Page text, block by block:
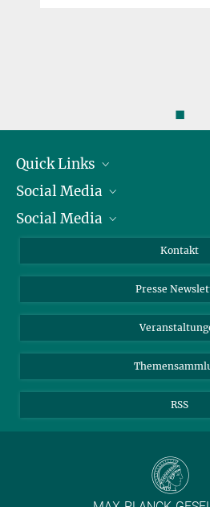
◼
Quick Links
Präsident
Zahlen und Fakten
Meldestelle Fehlverhalten
Social Media
Bluesky
Social Media
YouTube
Kontakt
Presse
RSS